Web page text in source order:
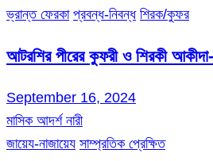
ভ্রান্ত ফেরকা প্রবন্ধ-নিবন্ধ শিরক/কুফর
আটরশির পীরের কুফরী ও শিরকী আকীদা-
September 16, 2024
মাসিক আদর্শ নারী
জায়েয-নাজায়েয সাম্প্রতিক প্রেক্ষিত